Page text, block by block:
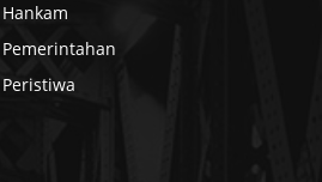
Hankam
Pemerintahan
Peristiwa